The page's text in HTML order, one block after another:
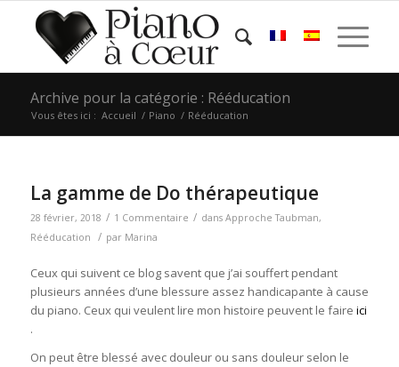
Archive pour la catégorie : Rééducation
Vous êtes ici : Accueil / Piano / Rééducation
La gamme de Do thérapeutique
28 février, 2018 / 1 Commentaire / dans Approche Taubman,
Rééducation
/ par Marina
Ceux qui suivent ce blog savent que j’ai souffert pendant
plusieurs années d’une blessure assez handicapante à cause
du piano. Ceux qui veulent lire mon histoire peuvent le faire ici
.
On peut être blessé avec douleur ou sans douleur selon le